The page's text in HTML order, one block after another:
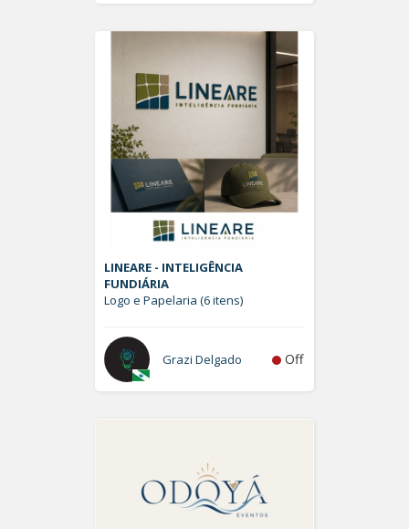
LINEARE - INTELIGÊNCIA
FUNDIÁRIA
Logo e Papelaria (6 itens)
Grazi Delgado Off